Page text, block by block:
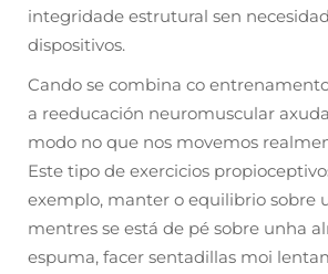
integridade estrutural sen
dispositivos.
Cando se combina co
a reeducación neuromuscular
modo no que nos movemos
Este tipo de exercicios
exemplo, manter o equilibrio sobre
mentres se está de pé sobre unha
espuma, facer sentadillas moi